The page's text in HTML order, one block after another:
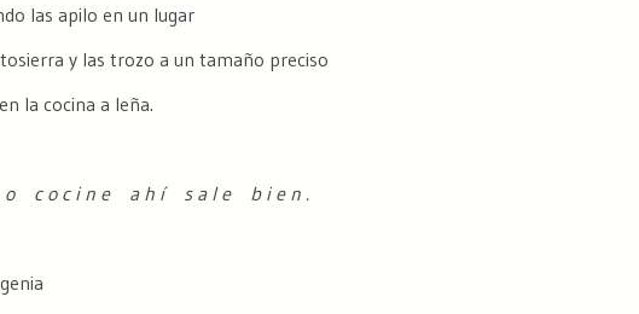
las apilo en un lugar
y las trozo a un tamaño preciso
la cocina a leña.
c o c i n e a h í s a l e b i e n .